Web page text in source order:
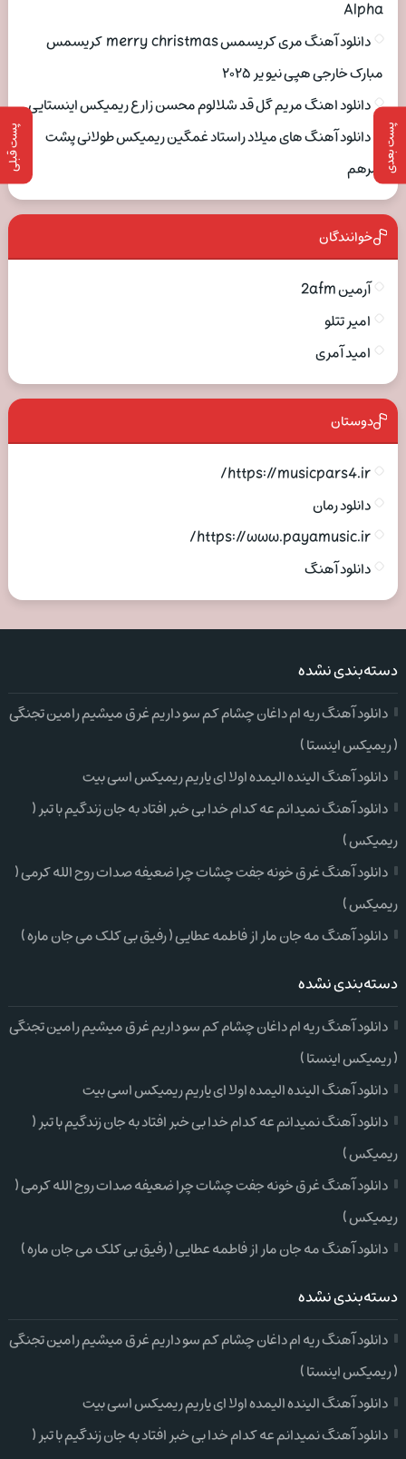
پست بعدی پست قبلی
Alpha
دانلود آهنگ مری کریسمس merry christmas کریسمس
مبارک خارجی هپی نیو یر ۲۰۲۵
دانلود اهنگ مریم گل قد شلالوم محسن زارع ریمیکس اینستایی
دانلود آهنگ های میلاد راستاد غمگین ریمیکس طولانی پشت
سرهم
خوانندگان
آرمین 2afm
امیر تتلو
امید آمری
دوستان
https://musicpars4.ir/
دانلود رمان
https://www.payamusic.ir/
دانلود آهنگ
دسته‌بندی نشده
دانلود آهنگ ریه ام داغان چشام کم سو داریم غرق میشیم رامین تجنگی
( ریمیکس اینستا )
دانلود آهنگ الینده الیمده اولا ای یاریم ریمیکس اسی بیت
دانلود آهنگ نمیدانم عه کدام خدا بی خبر افتاد به جان زندگیم با تبر (
ریمیکس )
دانلود آهنگ غرق خونه جفت چشات چرا ضعیفه صدات روح الله کرمی (
ریمیکس )
دانلود آهنگ مه جان مار از فاطمه عطایی ( رفیق بی کلک می جان ماره )
دسته‌بندی نشده
دانلود آهنگ ریه ام داغان چشام کم سو داریم غرق میشیم رامین تجنگی
( ریمیکس اینستا )
دانلود آهنگ الینده الیمده اولا ای یاریم ریمیکس اسی بیت
دانلود آهنگ نمیدانم عه کدام خدا بی خبر افتاد به جان زندگیم با تبر (
ریمیکس )
دانلود آهنگ غرق خونه جفت چشات چرا ضعیفه صدات روح الله کرمی (
ریمیکس )
دانلود آهنگ مه جان مار از فاطمه عطایی ( رفیق بی کلک می جان ماره )
دسته‌بندی نشده
دانلود آهنگ ریه ام داغان چشام کم سو داریم غرق میشیم رامین تجنگی
( ریمیکس اینستا )
دانلود آهنگ الینده الیمده اولا ای یاریم ریمیکس اسی بیت
دانلود آهنگ نمیدانم عه کدام خدا بی خبر افتاد به جان زندگیم با تبر (